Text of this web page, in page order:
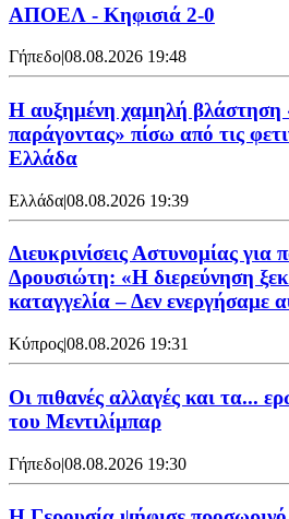
ΑΠΟΕΛ - Κηφισιά 2-0
Γήπεδο|08.08.2026 19:48
Η αυξημένη χαμηλή βλάστηση
παράγοντας» πίσω από τις
Ελλάδα
Ελλάδα|08.08.2026 19:39
Διευκρινίσεις Αστυνομίας για
Δρουσιώτη: «Η διερεύνηση
καταγγελία – Δεν ενεργήσαμε
Κύπρος|08.08.2026 19:31
Οι πιθανές αλλαγές και τα...
του Μεντιλίμπαρ
Γήπεδο|08.08.2026 19:30